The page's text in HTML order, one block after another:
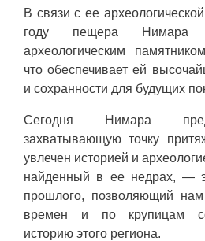
В связи с ее
году пещера Нимара
археологическим
что обеспечивает ей
и сохранности для будущих
Сегодня Нимара
захватывающую точку
увлечен историей и
найденный в ее недрах, —
прошлого, позволяющий нам
времен и по крупицам
историю этого региона.